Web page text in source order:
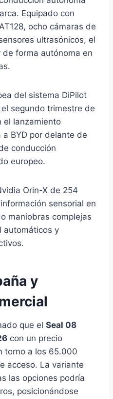
Equipado con
ocho cámaras de
ultrasónicos, el
forma autónoma en
del sistema DiPilot
segundo trimestre de
el lanzamiento
BYD por delante de
conducción
europeo.
Orin-X de 254
sensorial en
maniobras complejas
automáticos y
y
que el Seal 08
con un precio
torno a los 65.000
acceso. La variante
las opciones podría
posicionándose